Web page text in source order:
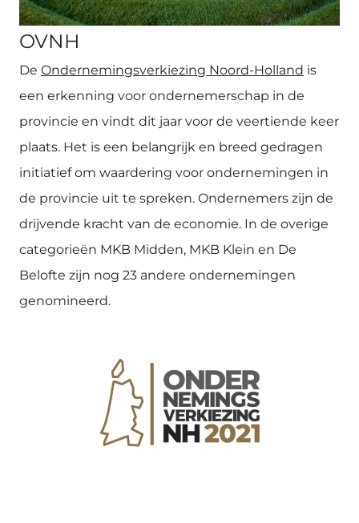
OVNH
De Ondernemingsverkiezing Noord-Holland is
een erkenning voor ondernemerschap in de
provincie en vindt dit jaar voor de veertiende keer
plaats. Het is een belangrijk en breed gedragen
initiatief om waardering voor ondernemingen in
de provincie uit te spreken. Ondernemers zijn de
drijvende kracht van de economie. In de overige
categorieën MKB Midden, MKB Klein en De
Belofte zijn nog 23 andere ondernemingen
genomineerd.